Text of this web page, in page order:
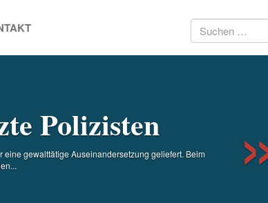
Suchen
Polizisten
gewalttätige Auseinandersetzung geliefert. Beim